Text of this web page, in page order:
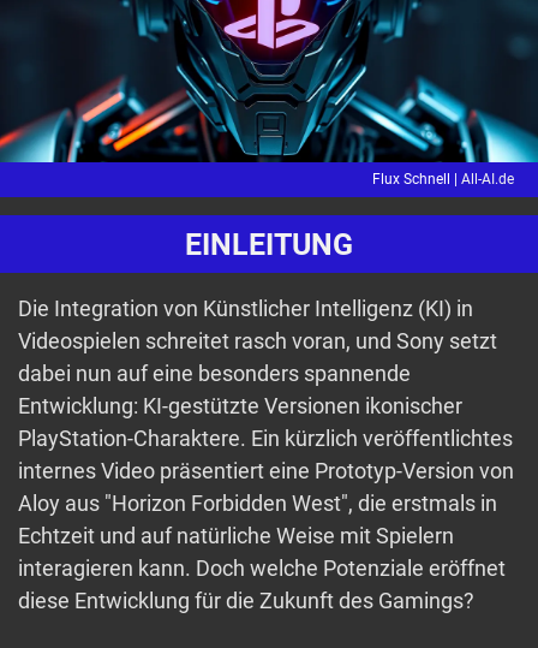
Flux Schnell | All-AI.de
EINLEITUNG
Die Integration von Künstlicher Intelligenz (KI) in
Videospielen schreitet rasch voran, und Sony setzt
dabei nun auf eine besonders spannende
Entwicklung: KI-gestützte Versionen ikonischer
PlayStation-Charaktere. Ein kürzlich veröffentlichtes
internes Video präsentiert eine Prototyp-Version von
Aloy aus "Horizon Forbidden West", die erstmals in
Echtzeit und auf natürliche Weise mit Spielern
interagieren kann. Doch welche Potenziale eröffnet
diese Entwicklung für die Zukunft des Gamings?